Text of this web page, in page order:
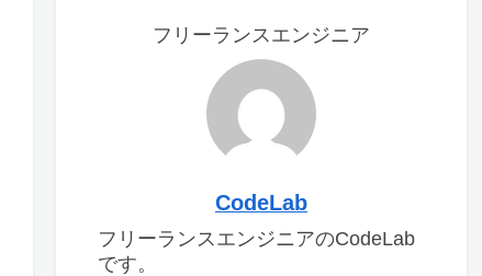
フリーランスエンジニア
CodeLab
フリーランスエンジニアのCodeLab
です。